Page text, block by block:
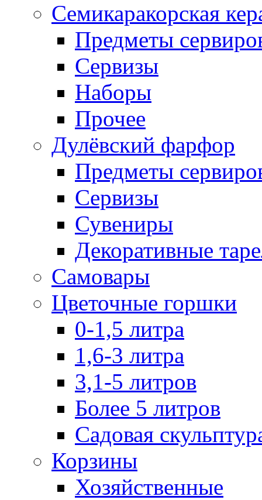
Семикаракорская
Предметы
Сервизы
Наборы
Прочее
Дулёвский фарфор
Предметы
Сервизы
Сувениры
Декоративные
Самовары
Цветочные горшки
0-1,5 литра
1,6-3 литра
3,1-5 литров
Более 5 литров
Садовая
Корзины
Хозяйственные